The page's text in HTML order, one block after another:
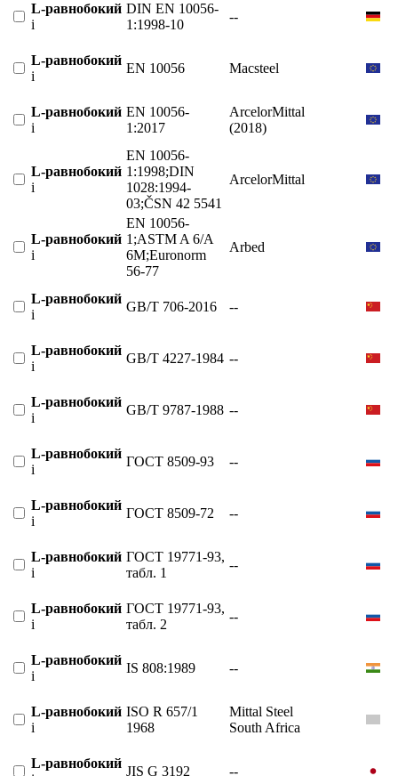
L-равнобокий
i
DIN EN 10056-
1:1998-10
--
L-равнобокий
i
EN 10056 Macsteel
L-равнобокий
i
EN 10056-
1:2017
ArcelorMittal
(2018)
L-равнобокий
i
EN 10056-
1:1998;DIN
1028:1994-
03;ČSN 42 5541
ArcelorMittal
L-равнобокий
i
EN 10056-
1;ASTM A 6/A
6M;Euronorm
56-77
Arbed
L-равнобокий
i
GB/T 706-2016 --
L-равнобокий
i
GB/T 4227-1984 --
L-равнобокий
i
GB/T 9787-1988 --
L-равнобокий
i
ГОСТ 8509-93 --
L-равнобокий
i
ГОСТ 8509-72 --
L-равнобокий
i
ГОСТ 19771-93,
табл. 1
--
L-равнобокий
i
ГОСТ 19771-93,
табл. 2
--
L-равнобокий
i
IS 808:1989 --
L-равнобокий
i
ISO R 657/1
1968
Mittal Steel
South Africa
L-равнобокий
JIS G 3192 --